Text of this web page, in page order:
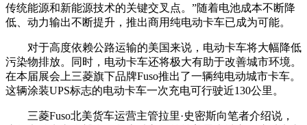
传统能源和新能源技术的关键交叉点。”随着电池成本不断降
低、动力输出不断提升，推出商用纯电动卡车已成为可能。
对于高度依赖公路运输的美国来说，电动卡车将大幅降低
污染物排放。同时，电动卡车还将极大有助于改善城市环境。
在本届展会上三菱旗下品牌Fuso推出了一辆纯电动城市卡车。
这辆涂装UPS标志的电动卡车一次充电可行驶近130公里。
三菱Fuso北美货车运营主管拉里·史密斯向笔者介绍说，